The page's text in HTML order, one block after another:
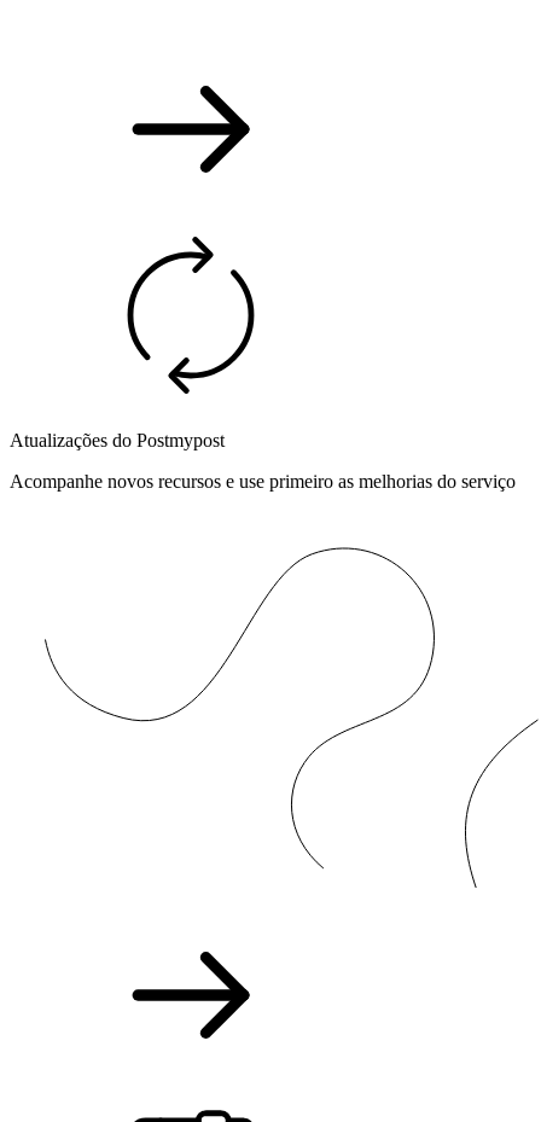
Atualizações do Postmypost
Acompanhe novos recursos e use primeiro as melhorias do serviço